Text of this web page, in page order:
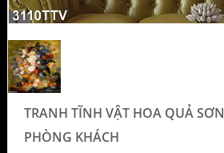
TRANH TĨNH VẬT HOA QUẢ
PHÒNG KHÁCH